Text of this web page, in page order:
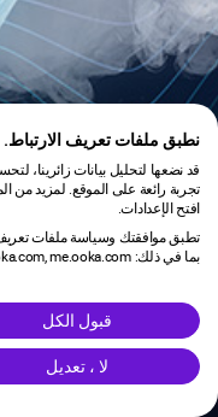
نطبق ملفات تعريف الارتباط.
قد نضعها لتحليل بيانات زائرينا،
تجربة رائعة على الموقع. لمزيد من
افتح الإعدادات.
بما في ذلك: de.ooka.com, me.ooka.com.
قبول الكل
لا ، تعديل